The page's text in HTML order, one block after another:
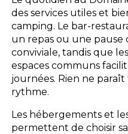
des services utiles et
camping. Le bar-
un repas ou une pause
conviviale, tandis que
espaces communs
journées. Rien ne paraît
rythme.
Les hébergements et
permettent de choisir